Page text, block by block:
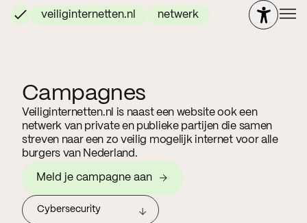
veiliginternetten.nl netwerk
Campagnes
Veiliginternetten.nl is naast een website ook een
netwerk van private en publieke partijen die samen
streven naar een zo veilig mogelijk internet voor alle
burgers van Nederland.
Meld je campagne aan
Cybersecurity